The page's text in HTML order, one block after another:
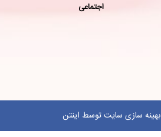
اجتماعی
بهینه سازی سایتتوسط اینتن